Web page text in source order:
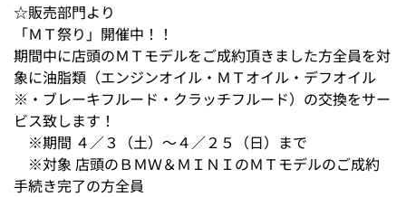
☆販売部門より
「ＭＴ祭り」開催中！！
期間中に店頭のＭＴモデルをご成約頂きました方全員を対
象に油脂類（エンジンオイル・ＭＴオイル・デフオイル
※・ブレーキフルード・クラッチフルード）の交換をサー
ビス致します！
※期間 ４／３（土）～４／２５（日）まで
※対象 店頭のＢＭＷ＆ＭＩＮＩのＭＴモデルのご成約
手続き完了の方全員